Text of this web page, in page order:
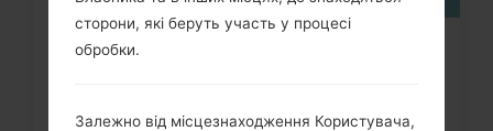
Як видалити усі дані з телефону
сторони, які беруть участь у процесі
обробки.
Залежно від місцезнаходження Користувача,